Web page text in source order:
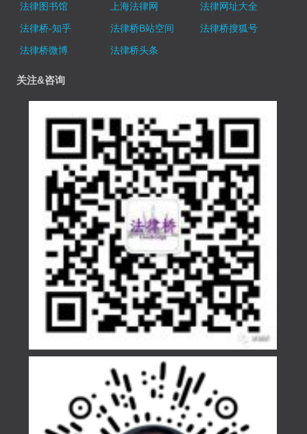
法律图书馆 上海法律网
法律网址大全
法律桥-知乎
法律桥B站空间
法律桥搜狐号
法律桥微博
法律桥头条
关注&咨询